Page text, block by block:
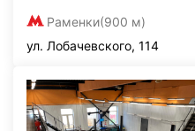
Раменки(900 м)
ул. Лобачевского, 114